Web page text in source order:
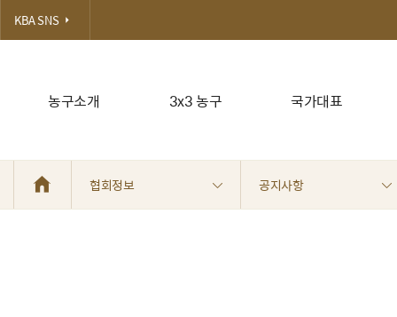
농구소개 3x3 농구 국가대표
KBA SNS
협회정보 공지사항